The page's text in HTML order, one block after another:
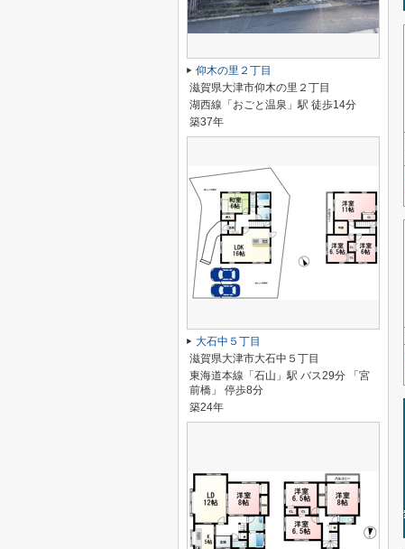
仰木の里２丁目
滋賀県大津市仰木の里２丁目
湖西線「おごと温泉」駅 徒歩14分
築37年
大石中５丁目
滋賀県大津市大石中５丁目
東海道本線「石山」駅 バス29分 「宮
前橋」 停歩8分
築24年